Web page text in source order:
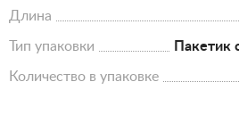
Длина
Тип упаковки Пакетик
Количество в упаковке